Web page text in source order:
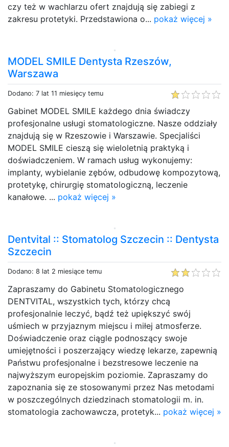
czy też w wachlarzu ofert znajdują się zabiegi z
zakresu protetyki. Przedstawiona o... pokaż więcej »
MODEL SMILE Dentysta Rzeszów,
Warszawa
Dodano: 7 lat 11 miesięcy temu
Gabinet MODEL SMILE każdego dnia świadczy
profesjonalne usługi stomatologiczne. Nasze oddziały
znajdują się w Rzeszowie i Warszawie. Specjaliści
MODEL SMILE cieszą się wieloletnią praktyką i
doświadczeniem. W ramach usług wykonujemy:
implanty, wybielanie zębów, odbudowę kompozytową,
protetykę, chirurgię stomatologiczną, leczenie
kanałowe. ... pokaż więcej »
Dentvital :: Stomatolog Szczecin :: Dentysta
Szczecin
Dodano: 8 lat 2 miesiące temu
Zapraszamy do Gabinetu Stomatologicznego
DENTVITAL, wszystkich tych, którzy chcą
profesjonalnie leczyć, bądź też upiększyć swój
uśmiech w przyjaznym miejscu i miłej atmosferze.
Doświadczenie oraz ciągle podnoszący swoje
umiejętności i poszerzający wiedzę lekarze, zapewnią
Państwu profesjonalne i bezstresowe leczenie na
najwyższym europejskim poziomie. Zapraszamy do
zapoznania się ze stosowanymi przez Nas metodami
w poszczególnych dziedzinach stomatologii m. in.
stomatologia zachowawcza, protetyk... pokaż więcej »